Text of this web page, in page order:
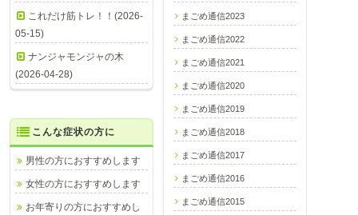
これだけ筋トレ！！(2026-
05-15)
ナンジャモンジャの木
(2026-04-28)
まごめ通信2023
まごめ通信2022
まごめ通信2021
まごめ通信2020
まごめ通信2019
まごめ通信2018
まごめ通信2017
まごめ通信2016
まごめ通信2015
こんな症状の方に
男性の方におすすめします
女性の方におすすめします
お年寄りの方におすすめし